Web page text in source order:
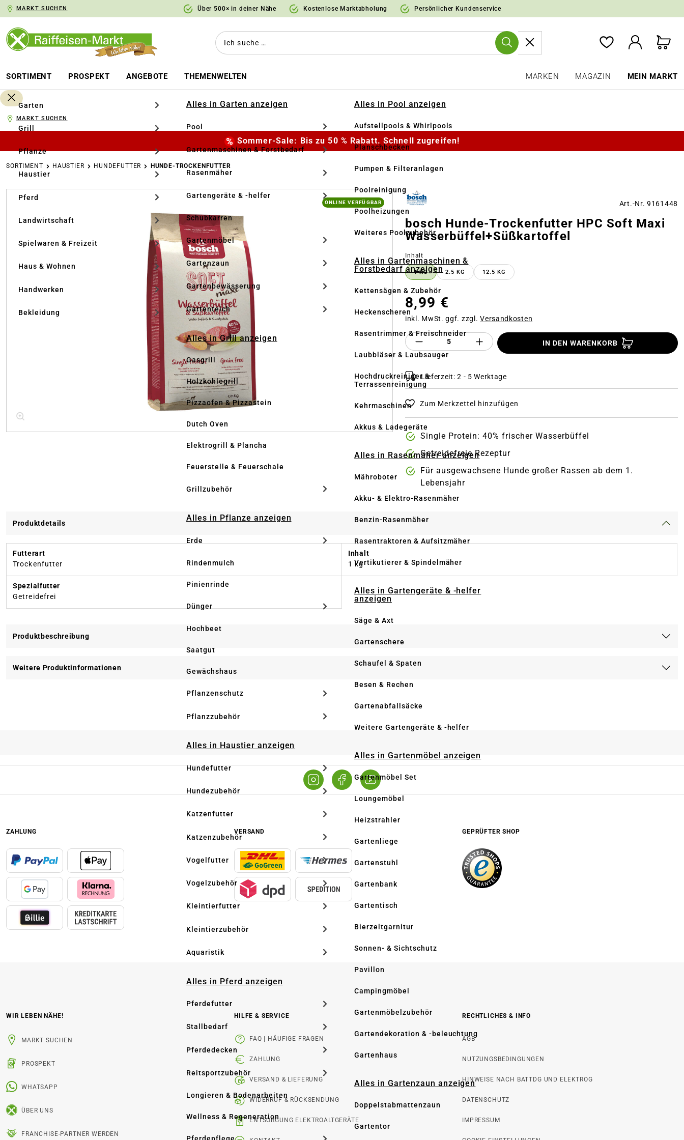
Zur Hauptnavigation springen
MARKT SUCHEN Über 500× in deiner Nähe Kostenlose Marktabholung Persönlicher Kundenservice
SORTIMENT PROSPEKT ANGEBOTE THEMENWELTEN MARKEN MAGAZIN MEIN MARKT
Garten
Grill
Pflanze
Haustier
Pferd
Landwirtschaft
Spielwaren & Freizeit
Haus & Wohnen
Handwerken
Bekleidung
Alles in Garten anzeigen
Pool
Gartenmaschinen & Forstbedarf
Rasenmäher
Gartengeräte & -helfer
Schubkarren
Gartenmöbel
Gartenzaun
Gartenbewässerung
Gartenteich
Alles in Grill anzeigen
Gasgrill
Holzkohlegrill
Pizzaofen & Pizzastein
Dutch Oven
Elektrogrill & Plancha
Feuerstelle & Feuerschale
Grillzubehör
Alles in Pflanze anzeigen
Erde
Rindenmulch
Pinienrinde
Dünger
Hochbeet
Saatgut
Gewächshaus
Pflanzenschutz
Pflanzzubehör
Alles in Haustier anzeigen
Hundefutter
Hundezubehör
Katzenfutter
Katzenzubehör
Vogelfutter
Vogelzubehör
Kleintierfutter
Kleintierzubehör
Aquaristik
Alles in Pferd anzeigen
Pferdefutter
Stallbedarf
Pferdedecken
Reitsportzubehör
Longieren & Bodenarbeiten
Wellness & Regeneration
Alles in Pool anzeigen
Aufstellpools & Whirlpools
Planschbecken
Pumpen & Filteranlagen
Poolreinigung
Poolheizungen
Weiteres Poolzubehör
Alles in Gartenmaschinen &
Forstbedarf anzeigen
Kettensägen & Zubehör
Heckenscheren
Rasentrimmer & Freischneider
Laubbläser & Laubsauger
Hochdruckreiniger &
Terrassenreinigung
Kehrmaschinen
Akkus & Ladegeräte
Alles in Rasenmäher anzeigen
Mähroboter
Akku- & Elektro-Rasenmäher
Benzin-Rasenmäher
Rasentraktoren & Aufsitzmäher
Vertikutierer & Spindelmäher
Alles in Gartengeräte & -helfer
anzeigen
Säge & Axt
Gartenschere
Schaufel & Spaten
Besen & Rechen
Gartenabfallsäcke
Weitere Gartengeräte & -helfer
Alles in Gartenmöbel anzeigen
Gartenmöbel Set
Loungemöbel
Heizstrahler
Gartenliege
Gartenstuhl
Gartenbank
Gartentisch
Bierzeltgarnitur
Sonnen- & Sichtschutz
Pavillon
Campingmöbel
Gartenmöbelzubehör
Gartendekoration & -beleuchtung
Gartenhaus
Alles in Gartenzaun anzeigen
Doppelstabmattenzaun
Gartentor
MARKT SUCHEN
Sommer-Sale: Bis zu 50 % Rabatt. Schnell zugreifen!
SORTIMENT HAUSTIER HUNDEFUTTER HUNDE-TROCKENFUTTER
Bildergalerie überspringen
ONLINE VERFÜGBAR Art.-Nr. 9161448
bosch Hunde-Trockenfutter HPC Soft Maxi
Wasserbüffel+Süßkartoffel
Inhalt
1 KG 2.5 KG 12.5 KG
8,99 €
inkl. MwSt. ggf. zzgl.Versandkosten
Produkt Anzahl des Produktes "%product%":
IN DEN WARENKORB
Lieferzeit: 2 - 5 Werktage
Zum Merkzettel hinzufügen
Single Protein: 40% frischer Wasserbüffel
Getreidefreie Rezeptur
Für ausgewachsene Hunde großer Rassen ab dem 1.
Lebensjahr
Produktdetails
Futterart
Trockenfutter
Inhalt
1 kg
Spezialfutter
Getreidefrei
Produktbeschreibung
Weitere Produktinformationen
ZAHLUNG VERSAND GEPRÜFTER SHOP
WIR LEBEN NÄHE!
MARKT SUCHEN
PROSPEKT
WHATSAPP
ÜBER UNS
FRANCHISE-PARTNER WERDEN
HILFE & SERVICE
FAQ | HÄUFIGE FRAGEN
ZAHLUNG
VERSAND & LIEFERUNG
WIDERRUF & RÜCKSENDUNG
ENTSORGUNG ELEKTROALTGERÄTE
RECHTLICHES & INFO
AGB
NUTZUNGSBEDINGUNGEN
HINWEISE NACH BATTDG UND ELEKTROG
DATENSCHUTZ
IMPRESSUM